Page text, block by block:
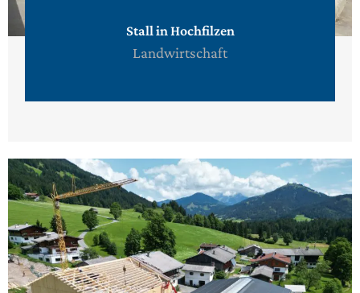
Stall in Hochfilzen
Landwirtschaft